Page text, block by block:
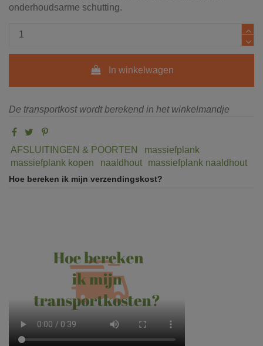
onderhoudsarme schutting.
In winkelwagen
De transportkost wordt berekend in het winkelmandje
AFSLUITINGEN & POORTEN
massiefplank
massiefplank kopen
naaldhout massiefplank naaldhout
Hoe bereken ik mijn verzendingskost?